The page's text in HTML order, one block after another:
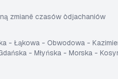
zmianë czasów òdjachaniów
- Łąkowa - Obwodowa -
- Młyńska - Morska -